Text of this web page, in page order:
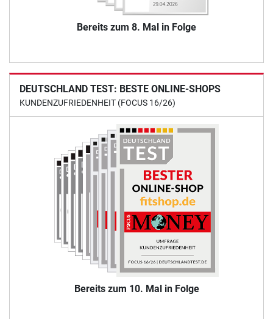
Bereits zum 8. Mal in Folge
DEUTSCHLAND TEST: BESTE ONLINE-SHOPS
KUNDENZUFRIEDENHEIT (FOCUS 16/26)
Bereits zum 10. Mal in Folge